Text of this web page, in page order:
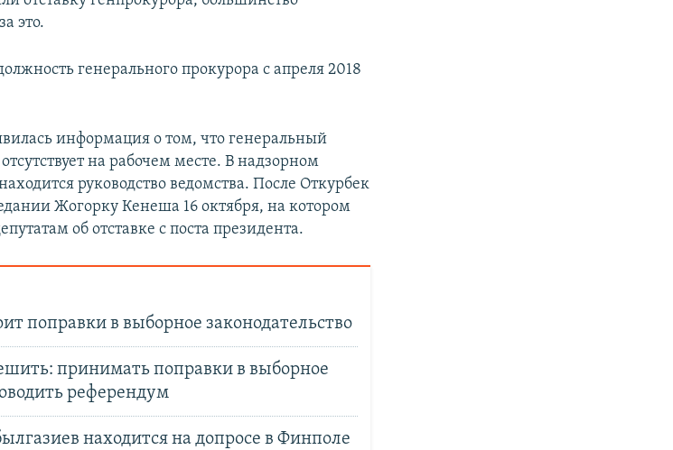
это.
генерального прокурора с апреля 2018
информация о том, что генеральный
на рабочем месте. В надзорном
руководство ведомства. После Откурбек
Жогорку Кенеша 16 октября, на котором
об отставке с поста президента.
поправки в выборное законодательство
принимать поправки в выборное
референдум
находится на допросе в Финполе